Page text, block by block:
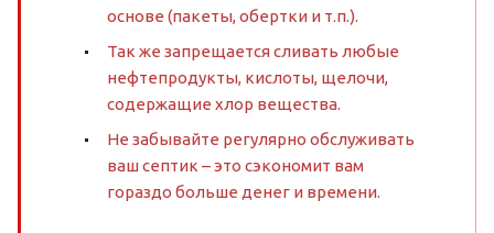
основе (пакеты, обертки и т.п.).
Так же запрещается сливать любые
нефтепродукты, кислоты, щелочи,
содержащие хлор вещества.
Не забывайте регулярно обслуживать
ваш септик – это сэкономит вам
гораздо больше денег и времени.